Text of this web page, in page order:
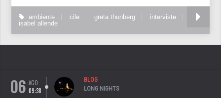
ambiente cile greta thunberg
interviste
isabel allende
06 AGO
09:38
BLOG
LONG NIGHTS